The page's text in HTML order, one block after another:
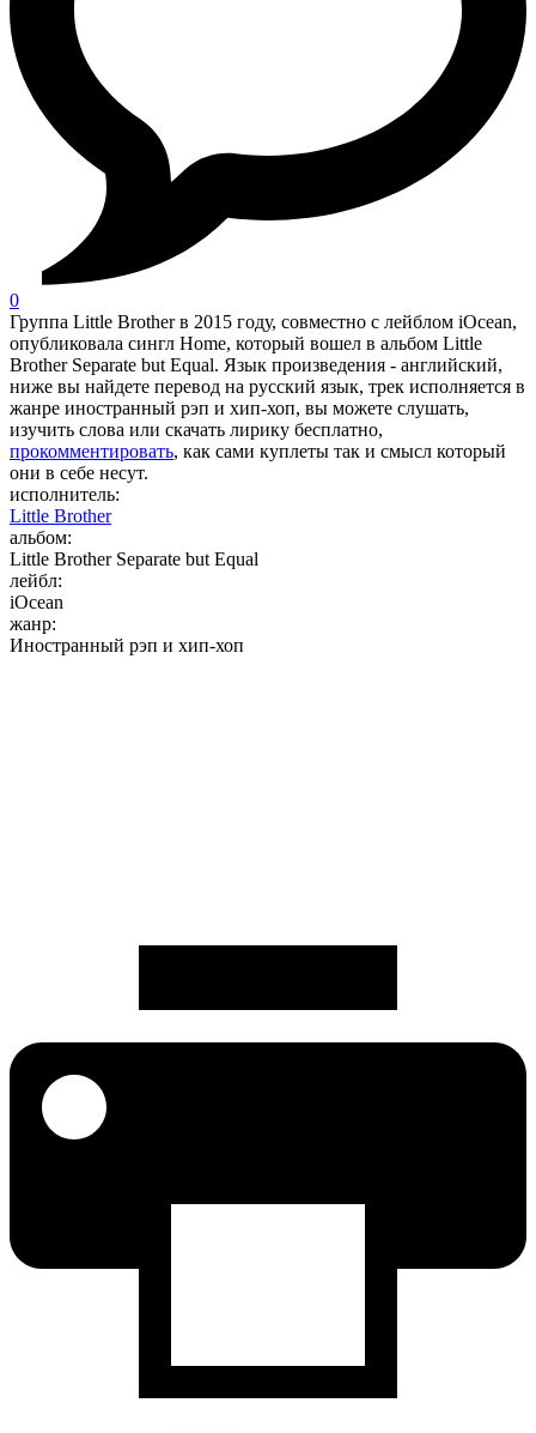
0
Группа Little Brother в 2015 году, совместно с лейблом iOcean,
опубликовала сингл Home, который вошел в альбом Little
Brother Separate but Equal. Язык произведения - английский,
ниже вы найдете перевод на русский язык, трек исполняется в
жанре иностранный рэп и хип-хоп, вы можете слушать,
изучить слова или скачать лирику бесплатно,
прокомментировать, как сами куплеты так и смысл который
они в себе несут.
исполнитель:
Little Brother
альбом:
Little Brother Separate but Equal
лейбл:
iOcean
жанр:
Иностранный рэп и хип-хоп